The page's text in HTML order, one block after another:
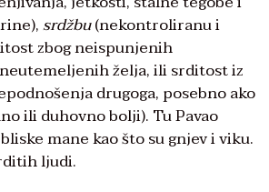
srdžbu(nekontroliranu i
zbog neispunjenih
želja, ili srditost iz
drugoga, posebno ako
ili duhovno bolji). Tu Pavao
mane kao što su gnjev i viku.
ljudi.